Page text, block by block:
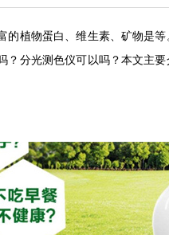
的植物蛋白、维生素、矿物是
？分光测色仪可以吗？本文主要